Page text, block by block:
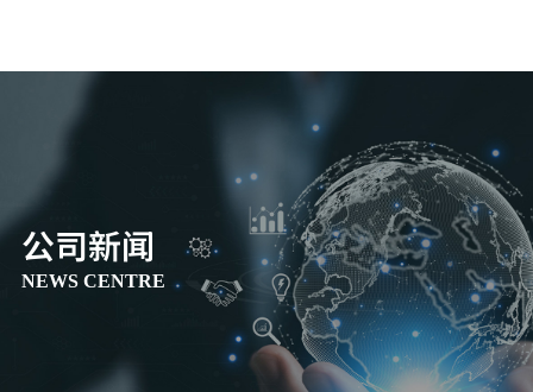
公司新闻
NEWS CENTRE